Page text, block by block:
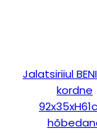
Jalatsiriiul
kordne